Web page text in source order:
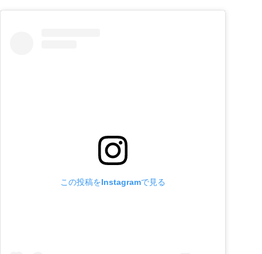
この投稿をInstagramで見る